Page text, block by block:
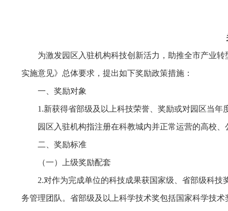
为激发园区入驻机构科技创新活力，助推全市产业
实施意见》总体要求，提出如下奖励政策措施：
一、奖励对象
1.新获得省部级及以上科技荣誉、奖励或对园区当
园区入驻机构指注册在科教城内并正常运营的高校
二、奖励标准
（一）上级奖励配套
2.对作为完成单位的科技成果获国家级、省部级科
务管理团队。省部级及以上科学技术奖包括国家科学技